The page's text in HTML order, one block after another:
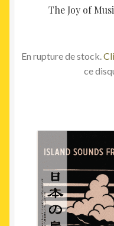
The Joy of
En rupture de stock.
ce